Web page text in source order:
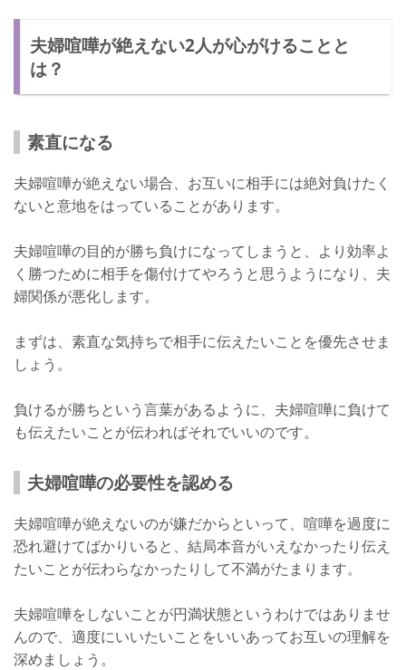
夫婦喧嘩が絶えない2人が心がけることと
は？
素直になる
夫婦喧嘩が絶えない場合、お互いに相手には絶対負けたく
ないと意地をはっていることがあります。
夫婦喧嘩の目的が勝ち負けになってしまうと、より効率よ
く勝つために相手を傷付けてやろうと思うようになり、夫
婦関係が悪化します。
まずは、素直な気持ちで相手に伝えたいことを優先させま
しょう。
負けるが勝ちという言葉があるように、夫婦喧嘩に負けて
も伝えたいことが伝わればそれでいいのです。
夫婦喧嘩の必要性を認める
夫婦喧嘩が絶えないのが嫌だからといって、喧嘩を過度に
恐れ避けてばかりいると、結局本音がいえなかったり伝え
たいことが伝わらなかったりして不満がたまります。
夫婦喧嘩をしないことが円満状態というわけではありませ
んので、適度にいいたいことをいいあってお互いの理解を
深めましょう。